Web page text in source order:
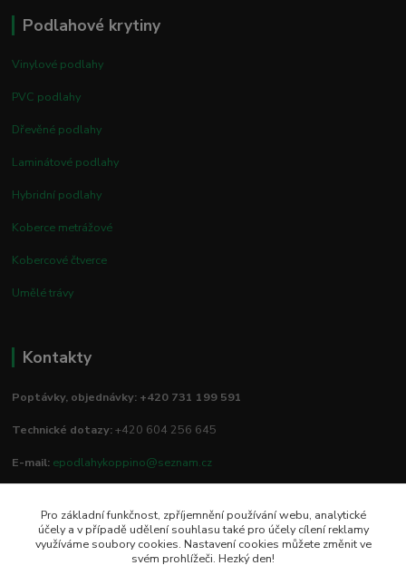
Podlahové krytiny
Vinylové podlahy
PVC podlahy
Dřevěné podlahy
Laminátové podlahy
Hybridní podlahy
Koberce metrážové
Kobercové čtverce
Umělé trávy
Kontakty
Poptávky, objednávky: +420 731 199 591
Technické dotazy:+420 604 256 645
E-mail: epodlahykoppino@seznam.cz
Prodejna/vzorkovna:
Studio Podlah
Mírové náměstí 16/15
Pro základní funkčnost, zpříjemnění používání webu, analytické
účely a v případě udělení souhlasu také pro účely cílení reklamy
využíváme soubory cookies. Nastavení cookies můžete změnit ve
svém prohlížeči. Hezký den!